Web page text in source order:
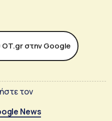
στην Google
τον
News